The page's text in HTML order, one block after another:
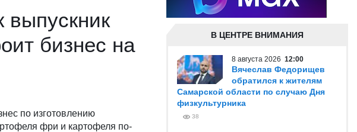
бизнес на
по изготовлению
фри и картофеля по-
В ЦЕНТРЕ ВНИМАНИЯ
8 августа 2026 12:00
Вячеслав Федорищев
обратился к жителям
Самарской области по случаю Дня
физкультурника
38